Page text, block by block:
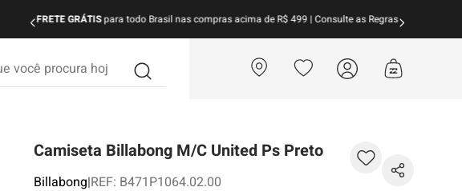
Parcele suas compras ematé 10x sem juros!Aproveite!
Camiseta Billabong M/C United Ps Preto
Billabong|REF: B471P1064.02.00